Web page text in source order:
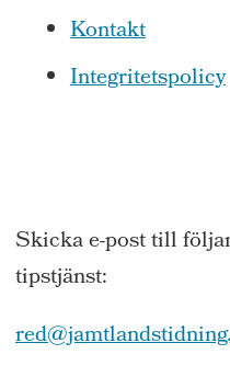
Kontakt
Integritetspolicy
Skicka e-post till
tipstjänst: